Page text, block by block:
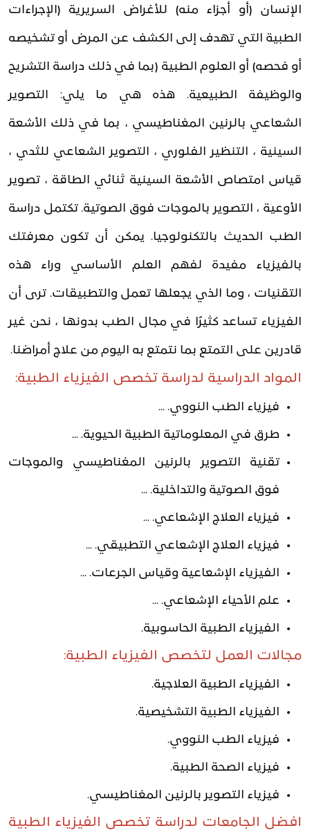
الإنسان (أو أجزاء منه) للأغراض السريرية (الإجراءات
الطبية التي تهدف إلى الكشف عن المرض أو تشخيصه
أو فحصه) أو العلوم الطبية (بما في ذلك دراسة التشريح
والوظيفة الطبيعية. هذه هي ما يلي: التصوير
الشعاعي بالرنين المغناطيسي ، بما في ذلك الأشعة
السينية ، التنظير الفلوري ، التصوير الشعاعي للثدي ،
قياس امتصاص الأشعة السينية ثنائي الطاقة ، تصوير
الأوعية ، التصوير بالموجات فوق الصوتية. تكتمل دراسة
الطب الحديث بالتكنولوجيا. يمكن أن تكون معرفتك
بالفيزياء مفيدة لفهم العلم الأساسي وراء هذه
التقنيات ، وما الذي يجعلها تعمل والتطبيقات. ترى أن
الفيزياء تساعد كثيرًا في مجال الطب بدونها ، نحن غير
قادرين على التمتع بما نتمتع به اليوم من علاج أمراضنا.
المواد الدراسية لدراسة تخصص الفيزياء الطبية:
فيزياء الطب النووي. ...
طرق في المعلوماتية الطبية الحيوية. ...
تقنية التصوير بالرنين المغناطيسي والموجات
فوق الصوتية والتداخلية. ...
فيزياء العلاج الإشعاعي. ...
فيزياء العلاج الإشعاعي التطبيقي. ...
الفيزياء الإشعاعية وقياس الجرعات. ...
علم الأحياء الإشعاعي. ...
الفيزياء الطبية الحاسوبية.
مجالات العمل لتخصص الفيزياء الطبية:
الفيزياء الطبية العلاجية.
الفيزياء الطبية التشخيصية.
فيزياء الطب النووي.
فيزياء الصحة الطبية.
فيزياء التصوير بالرنين المغناطيسي.
افضل الجامعات لدراسة تخصص الفيزياء الطبية